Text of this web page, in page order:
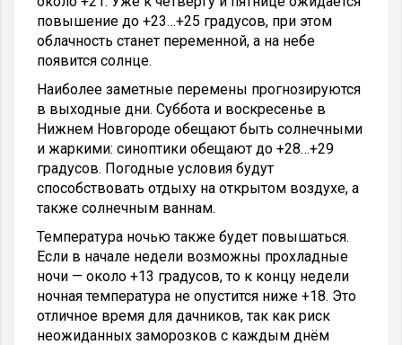
повышение до +23…+25 градусов, при этом
облачность станет переменной, а на небе
появится солнце.
Наиболее заметные перемены прогнозируются
в выходные дни. Суббота и воскресенье в
Нижнем Новгороде обещают быть солнечными
и жаркими: синоптики обещают до +28…+29
градусов. Погодные условия будут
способствовать отдыху на открытом воздухе, а
также солнечным ваннам.
Температура ночью также будет повышаться.
Если в начале недели возможны прохладные
ночи — около +13 градусов, то к концу недели
ночная температура не опустится ниже +18. Это
отличное время для дачников, так как риск
неожиданных заморозков с каждым днём